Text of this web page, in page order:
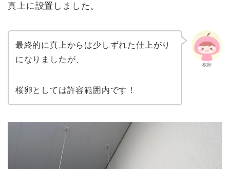
真上に設置しました。
桜卵
最終的に真上からは少しずれた仕上がり
になりましたが、
桜卵としては許容範囲内です！